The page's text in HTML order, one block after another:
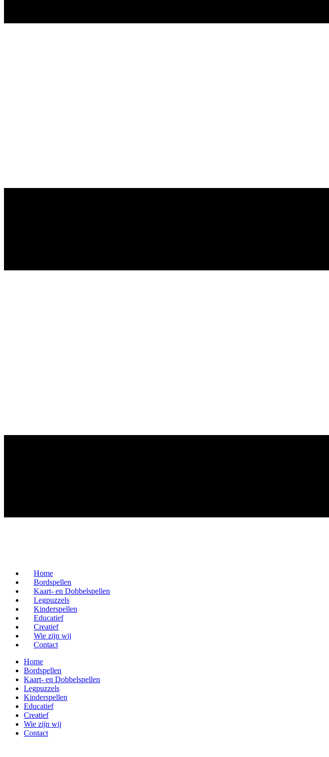
Home
Bordspellen
Kaart- en Dobbelspellen
Legpuzzels
Kinderspellen
Educatief
Creatief
Wie zijn wij
Contact
Home
Bordspellen
Kaart- en Dobbelspellen
Legpuzzels
Kinderspellen
Educatief
Creatief
Wie zijn wij
Contact